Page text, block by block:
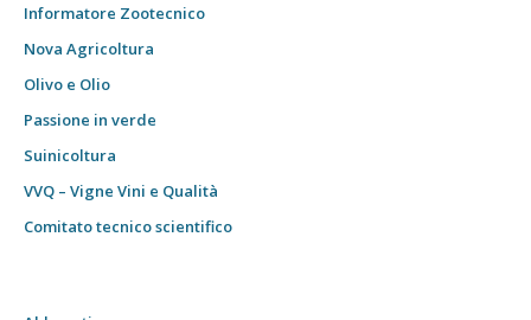
Informatore Zootecnico
Nova Agricoltura
Olivo e Olio
Passione in verde
Suinicoltura
VVQ – Vigne Vini e Qualità
Comitato tecnico scientifico